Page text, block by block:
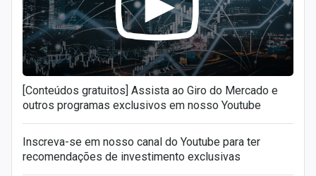
[Conteúdos gratuitos] Assista ao Giro do Mercado e
outros programas exclusivos em nosso Youtube
Inscreva-se em nosso canal do Youtube para ter
recomendações de investimento exclusivas